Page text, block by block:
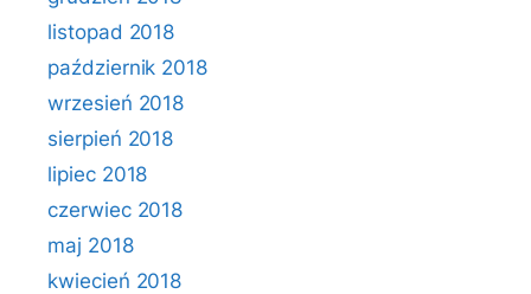
listopad 2018
październik 2018
wrzesień 2018
sierpień 2018
lipiec 2018
czerwiec 2018
maj 2018
kwiecień 2018